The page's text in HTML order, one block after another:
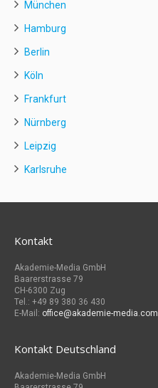
München
Hamburg
Berlin
Köln
Frankfurt
Nürnberg
Leipzig
Karlsruhe
Kontakt
Akademie-Media GmbH
Baarerstrasse 79
CH-6300 Zug
Tel.: +49 89 380 36 430
E-Mail: office@akademie-media.com
Kontakt Deutschland
Akademie-Media GmbH